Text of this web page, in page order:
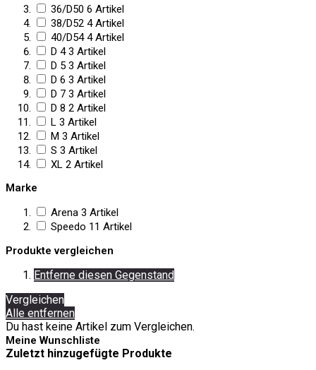
36/D50 6 Artikel
38/D52 4Artikel
40/D54 4Artikel
D 4 3 Artikel
D 5 3 Artikel
D 6 3 Artikel
D 7 3 Artikel
D 8 2 Artikel
L 3 Artikel
M 3 Artikel
S 3 Artikel
XL 2 Artikel
Marke
Arena 3 Artikel
Speedo 11 Artikel
Produkte vergleichen
Entferne diesen Gegenstand
Vergleichen
Alle entfernen
Du hast keine Artikel zum Vergleichen.
Meine Wunschliste
Zuletzt hinzugefügte Produkte